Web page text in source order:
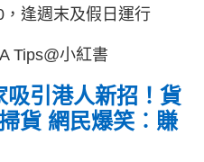
逢週末及假日運行
Tips@小紅書
引港人新招！貨
貨 網民爆笑︰賺